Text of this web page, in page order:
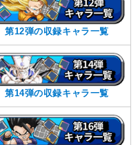
第12弾の収録キャラ一覧
第14弾の収録キャラ一覧